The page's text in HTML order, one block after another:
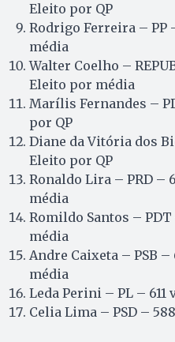
Eleito por QP
Rodrigo Ferreira – PP
média
Walter Coelho –
Eleito por média
Marílis Fernandes –
por QP
Diane da Vitória dos
Eleito por QP
Ronaldo Lira – PRD –
média
Romildo Santos –
média
Andre Caixeta – PSB
média
Leda Perini – PL –
Celia Lima – PSD –